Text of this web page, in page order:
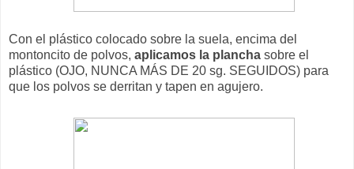
Con el plástico colocado sobre la suela, encima del
montoncito de polvos, aplicamos la plancha sobre el
plástico (OJO, NUNCA MÁS DE 20 sg. SEGUIDOS) para
que los polvos se derritan y tapen en agujero.